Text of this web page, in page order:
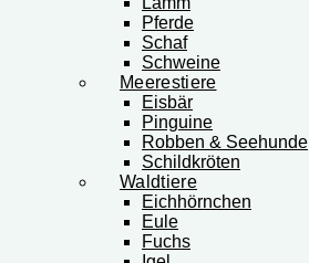
Pferde
Schaf
Schweine
Meerestiere
Eisbär
Pinguine
Robben & Seehunde
Schildkröten
Waldtiere
Eichhörnchen
Eule
Fuchs